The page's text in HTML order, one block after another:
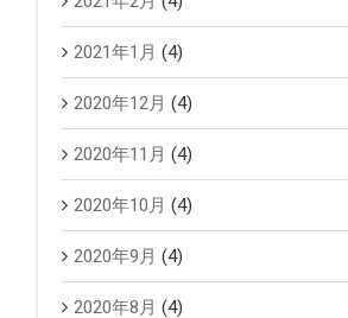
2021年1月 (4)
2020年12月 (4)
2020年11月 (4)
2020年10月 (4)
2020年9月 (4)
2020年8月 (4)